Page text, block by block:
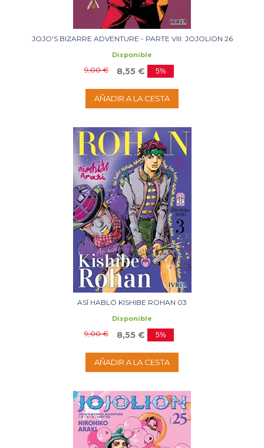
JOJO'S BIZARRE ADVENTURE - PARTE VIII: JOJOLION 26
Disponible
9,00 € 8,55 € 5%
AÑADIR A LA CESTA
ASÍ HABLÓ KISHIBE ROHAN 03
Disponible
9,00 € 8,55 € 5%
AÑADIR A LA CESTA